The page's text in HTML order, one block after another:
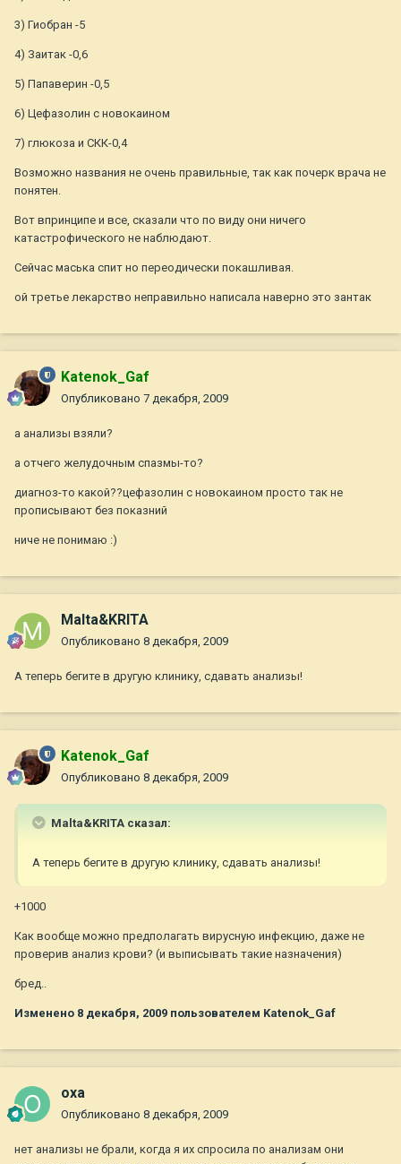
3) Гиобран -5
4) Заитак -0,6
5) Папаверин -0,5
6) Цефазолин с новокаином
7) глюкоза и СКК-0,4
Возможно названия не очень правильные, так как почерк врача не
понятен.
Вот впринципе и все, сказали что по виду они ничего
катастрофического не наблюдают.
Сейчас маська спит но переодически покашливая.
ой третье лекарство неправильно написала наверно это зантак
Katenok_Gaf
Опубликовано 7 декабря, 2009
а анализы взяли?
а отчего желудочным спазмы-то?
диагноз-то какой??цефазолин с новокаином просто так не
прописывают без показний
ниче не понимаю :)
Malta&KRITA
Опубликовано 8 декабря, 2009
А теперь бегите в другую клинику, сдавать анализы!
Katenok_Gaf
Опубликовано 8 декабря, 2009
Malta&KRITA сказал:
А теперь бегите в другую клинику, сдавать анализы!
+1000
Как вообще можно предполагать вирусную инфекцию, даже не
проверив анализ крови? (и выписывать такие назначения)
бред..
Изменено 8 декабря, 2009 пользователем Katenok_Gaf
oxa
Опубликовано 8 декабря, 2009
нет анализы не брали, когда я их спросила по анализам они